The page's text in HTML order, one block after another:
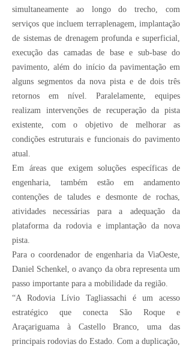
simultaneamente ao longo do trecho, com
serviços que incluem terraplenagem, implantação
de sistemas de drenagem profunda e superficial,
execução das camadas de base e sub-base do
pavimento, além do início da pavimentação em
alguns segmentos da nova pista e de dois três
retornos em nível. Paralelamente, equipes
realizam intervenções de recuperação da pista
existente, com o objetivo de melhorar as
condições estruturais e funcionais do pavimento
atual.
Em áreas que exigem soluções específicas de
engenharia, também estão em andamento
contenções de taludes e desmonte de rochas,
atividades necessárias para a adequação da
plataforma da rodovia e implantação da nova
pista.
Para o coordenador de engenharia da ViaOeste,
Daniel Schenkel, o avanço da obra representa um
passo importante para a mobilidade da região.
“A Rodovia Lívio Tagliassachi é um acesso
estratégico que conecta São Roque e
Araçariguama à Castello Branco, uma das
principais rodovias do Estado. Com a duplicação,